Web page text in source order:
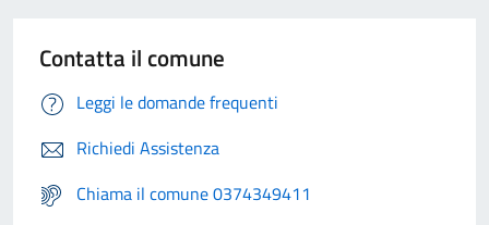
Contatta il comune
Leggi le domande frequenti
Richiedi Assistenza
Chiama il comune 0374349411